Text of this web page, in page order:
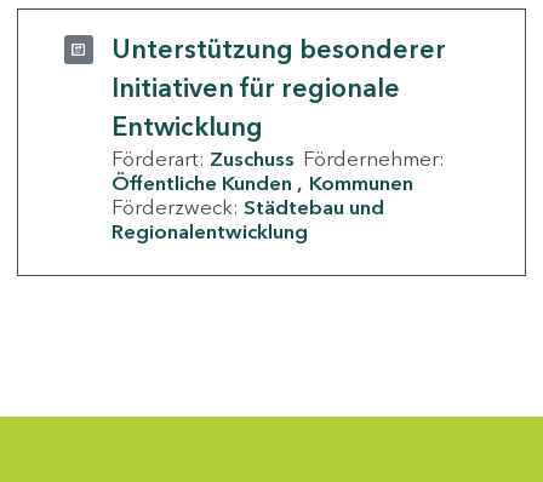
Unterstützung besonderer
Initiativen für regionale
Entwicklung
Förderart: Zuschuss Fördernehmer:
Öffentliche Kunden
Kommunen
Förderzweck: Städtebau und
Regionalentwicklung